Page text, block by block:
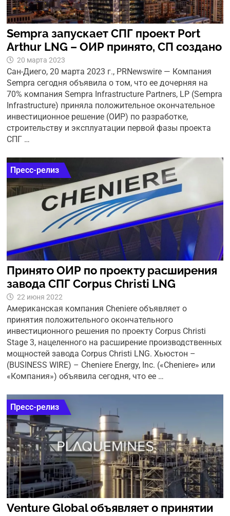
Sempra запускает СПГ проект Port
Arthur LNG – ОИР принято, СП создано
20 марта 2023
Сан-Диего, 20 марта 2023 г., PRNewswire — Компания
Sempra сегодня объявила о том, что ее дочерняя на
70% компания Sempra Infrastructure Partners, LP (Sempra
Infrastructure) приняла положительное окончательное
инвестиционное решение (ОИР) по разработке,
строительству и эксплуатации первой фазы проекта
СПГ …
Пресс-релиз
Принято ОИР по проекту расширения
завода СПГ Corpus Christi LNG
22 июня 2022
Американская компания Cheniere объявляет о
принятия положительного окончательного
инвестиционного решения по проекту Corpus Christi
Stage 3, нацеленного на расширение производственных
мощностей завода Corpus Christi LNG. Хьюстон –
(BUSINESS WIRE) – Cheniere Energy, Inc. («Cheniere» или
«Компания») объявила сегодня, что ее …
Пресс-релиз
Venture Global объявляет о принятии